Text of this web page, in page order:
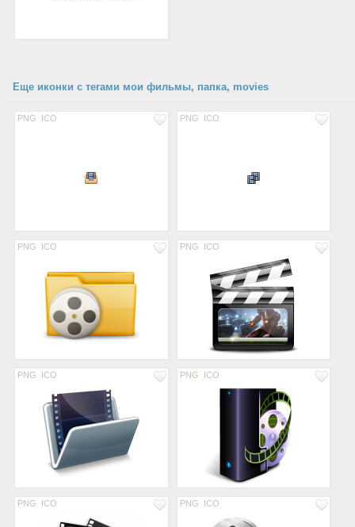
Еще иконки с тегами мои фильмы, папка, movies
PNG ICO PNG ICO
PNG ICO PNG ICO
PNG ICO PNG ICO
PNG ICO PNG ICO